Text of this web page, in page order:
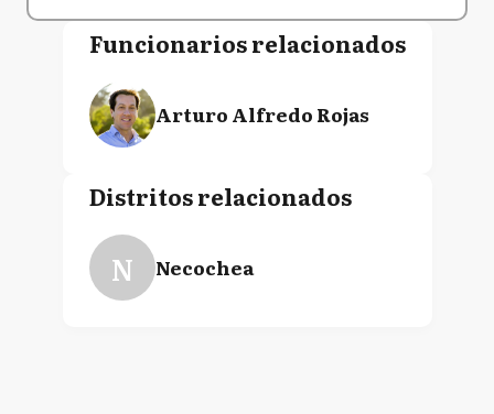
Funcionarios relacionados
Arturo Alfredo Rojas
Distritos relacionados
N Necochea